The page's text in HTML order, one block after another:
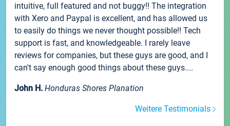
intuitive, full featured and not buggy!! The integration
with Xero and Paypal is excellent, and has allowed us
to easily do things we never thought possible!! Tech
support is fast, and knowledgeable. I rarely leave
reviews for companies, but these guys are good, and I
can't say enough good things about these guys....
John H. Honduras Shores Planation
Weitere Testimonials